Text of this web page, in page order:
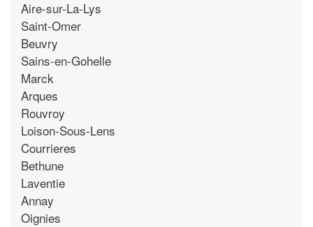
Aire-sur-La-Lys
Saint-Omer
Beuvry
Sains-en-Gohelle
Marck
Arques
Rouvroy
Loison-Sous-Lens
Courrieres
Bethune
Laventie
Annay
Oignies